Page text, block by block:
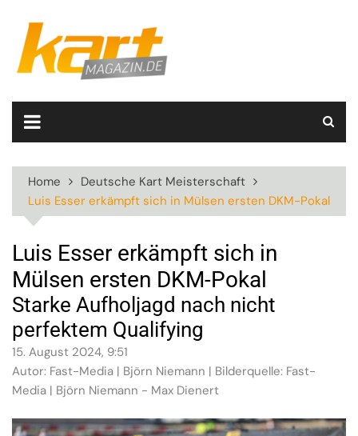
content
Home
Deutsche Kart Meisterschaft
Luis Esser erkämpft sich in Mülsen ersten DKM-Pokal
Luis Esser erkämpft sich in
Mülsen ersten DKM-Pokal
Starke Aufholjagd nach nicht
perfektem Qualifying
15. August 2024, 9:51
Autor: Fast-Media | Björn Niemann | Bilderquelle: Fast-
Media | Björn Niemann - Max Dienert